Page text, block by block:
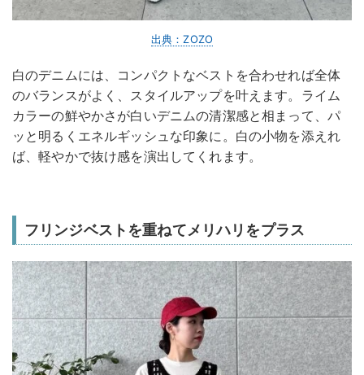
出典：ZOZO
白のデニムには、コンパクトなベストを合わせれば全体
のバランスがよく、スタイルアップを叶えます。ライム
カラーの鮮やかさが白いデニムの清潔感と相まって、パ
ッと明るくエネルギッシュな印象に。白の小物を添えれ
ば、軽やかで抜け感を演出してくれます。
フリンジベストを重ねてメリハリをプラス